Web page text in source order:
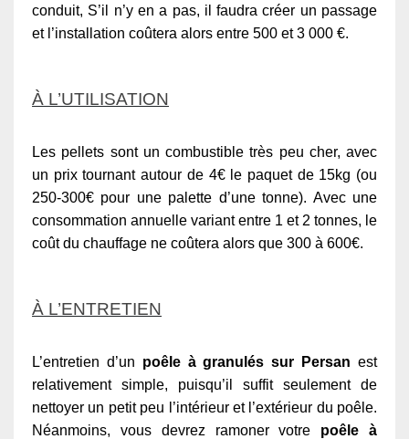
conduit, S’il n’y en a pas, il faudra créer un passage
et l’installation coûtera alors entre 500 et 3 000 €.
À L’UTILISATION
Les pellets sont un combustible très peu cher, avec
un prix tournant autour de 4€ le paquet de 15kg (ou
250-300€ pour une palette d’une tonne). Avec une
consommation annuelle variant entre 1 et 2 tonnes, le
coût du chauffage ne coûtera alors que 300 à 600€.
À L’ENTRETIEN
L’entretien d’un poêle à granulés sur Persan est
relativement simple, puisqu’il suffit seulement de
nettoyer un petit peu l’intérieur et l’extérieur du poêle.
Néanmoins, vous devrez ramoner votre poêle à